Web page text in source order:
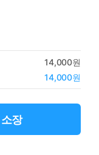
14,000원
14,000원
소장